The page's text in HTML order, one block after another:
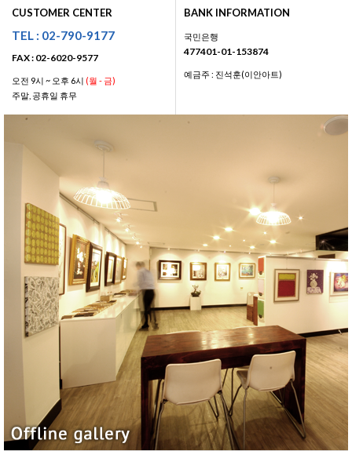
CUSTOMER CENTER
TEL : 02-790-9177
FAX : 02-6020-9577
오전 9시 ~ 오후 6시 (월 - 금)
주말, 공휴일 휴무
BANK INFORMATION
국민은행
477401-01-153874
예금주 : 진석훈(이안아트)